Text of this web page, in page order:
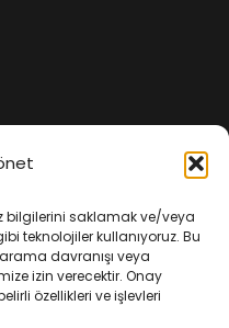
bilgilerini saklamak ve/veya
teknolojiler kullanıyoruz. Bu
davranışı veya
izin verecektir. Onay
özellikleri ve işlevleri